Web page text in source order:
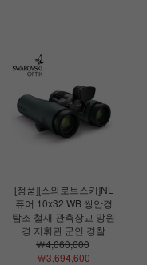
[정품][스와로브스키]NL
퓨어 10x32 WB 쌍안경
탐조 철새 관측장교 망원
경 지휘관 군인 경찰
￦4,060,000
￦3,694,600